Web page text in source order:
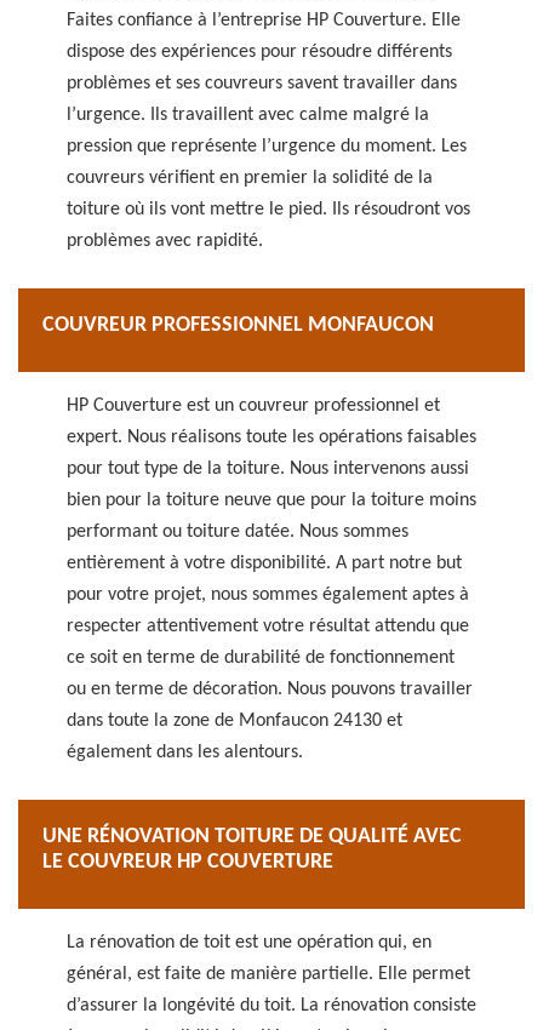
Faites confiance à l’entreprise HP Couverture. Elle
dispose des expériences pour résoudre différents
problèmes et ses couvreurs savent travailler dans
l’urgence. Ils travaillent avec calme malgré la
pression que représente l’urgence du moment. Les
couvreurs vérifient en premier la solidité de la
toiture où ils vont mettre le pied. Ils résoudront vos
problèmes avec rapidité.
COUVREUR PROFESSIONNEL MONFAUCON
HP Couverture est un couvreur professionnel et
expert. Nous réalisons toute les opérations faisables
pour tout type de la toiture. Nous intervenons aussi
bien pour la toiture neuve que pour la toiture moins
performant ou toiture datée. Nous sommes
entièrement à votre disponibilité. A part notre but
pour votre projet, nous sommes également aptes à
respecter attentivement votre résultat attendu que
ce soit en terme de durabilité de fonctionnement
ou en terme de décoration. Nous pouvons travailler
dans toute la zone de Monfaucon 24130 et
également dans les alentours.
UNE RÉNOVATION TOITURE DE QUALITÉ AVEC
LE COUVREUR HP COUVERTURE
La rénovation de toit est une opération qui, en
général, est faite de manière partielle. Elle permet
d’assurer la longévité du toit. La rénovation consiste